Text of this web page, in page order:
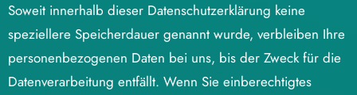
Soweit innerhalb dieser Datenschutzerklärung keine
speziellere Speicherdauer genannt wurde, verbleiben Ihre
personenbezogenen Daten bei uns, bis der Zweck für die
Datenverarbeitung entfällt. Wenn Sie einberechtigtes